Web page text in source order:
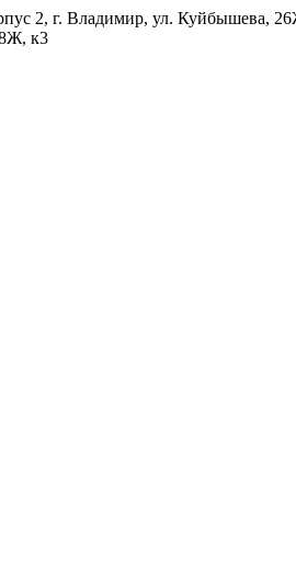
2, г. Владимир, ул. ​Куйбышева,
к3